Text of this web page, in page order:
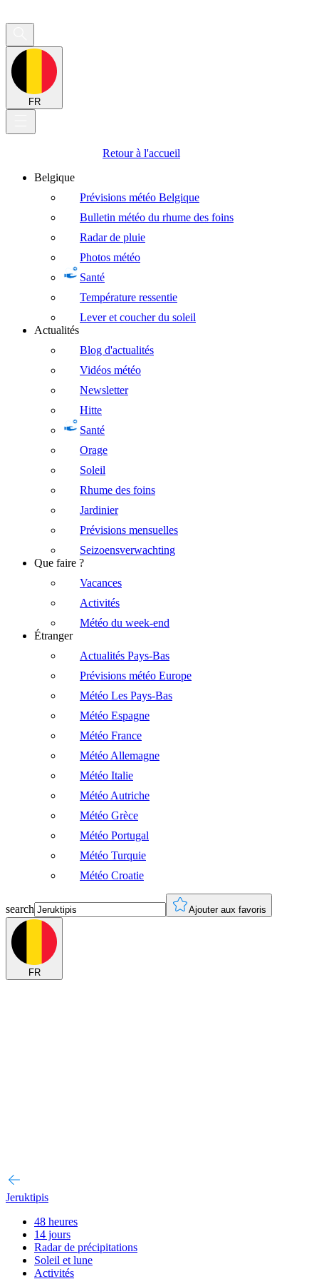
FR
Retour à l'accueil
Belgique
Prévisions météo Belgique
Bulletin météo du rhume des foins
Radar de pluie
Photos météo
Santé
Température ressentie
Lever et coucher du soleil
Actualités
Blog d'actualités
Vidéos météo
Newsletter
Hitte
Santé
Orage
Soleil
Rhume des foins
Jardinier
Prévisions mensuelles
Seizoensverwachting
Que faire ?
Vacances
Activités
Météo du week-end
Étranger
Actualités Pays-Bas
Prévisions météo Europe
Météo Les Pays-Bas
Météo Espagne
Météo France
Météo Allemagne
Météo Italie
Météo Autriche
Météo Grèce
Météo Portugal
Météo Turquie
Météo Croatie
search Ajouter aux favoris
FR
Jeruktipis
48 heures
14 jours
Radar de précipitations
Soleil et lune
Activités